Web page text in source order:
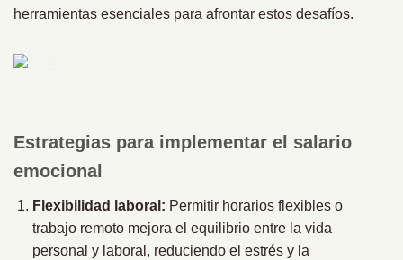
herramientas esenciales para afrontar estos desafíos.
Estrategias para implementar el salario
emocional
Flexibilidad laboral: Permitir horarios flexibles o
trabajo remoto mejora el equilibrio entre la vida
personal y laboral, reduciendo el estrés y la